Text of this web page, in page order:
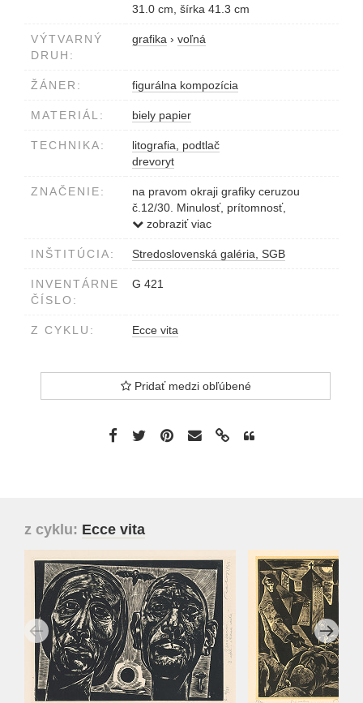
31.0 cm, šírka 41.3 cm
VÝTVARNÝ
DRUH:
grafika › voľná
ŽÁNER: figurálna kompozícia
MATERIÁL: biely papier
TECHNIKA:
litografia, podtlač
drevoryt
ZNAČENIE:
na pravom okraji grafiky ceruzou
č.12/30. Minulosť, prítomnosť,
budúcnosť. z cyklu:'Ecce vita'. Szabó
zobraziť viac
INŠTITÚCIA: Stredoslovenská galéria, SGB
INVENTÁRNE
ČÍSLO:
G 421
Z CYKLU: Ecce vita
Pridať medzi obľúbené
z cyklu: Ecce vita